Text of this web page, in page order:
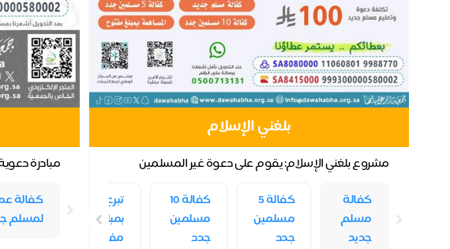
تبرع
تجود
بلغني الإسلام
مشروع بلغني الإسلام: يقوم على دعوة غير المسلمين
حوارات...
كفالة
مسلم
جديد
كفالة 5
مسلمين
جدد
كفالة 10
مسلمين
جدد
تبرع
بمبلغ
مفتوح
مبادرة
إلى...كفالة
لمسلم